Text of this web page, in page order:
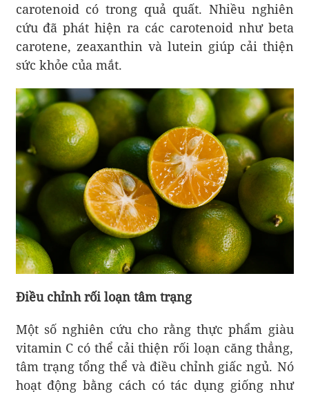
carotenoid có trong quả quất. Nhiều nghiên
cứu đã phát hiện ra các carotenoid như beta
carotene, zeaxanthin và lutein giúp cải thiện
sức khỏe của mắt.
Điều chỉnh rối loạn tâm trạng
Một số nghiên cứu cho rằng thực phẩm giàu
vitamin C có thể cải thiện rối loạn căng thẳng,
tâm trạng tổng thể và điều chỉnh giấc ngủ. Nó
hoạt động bằng cách có tác dụng giống như